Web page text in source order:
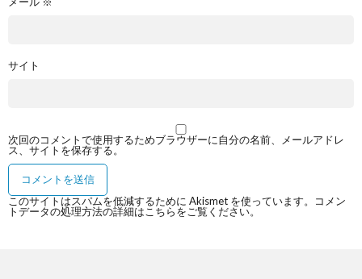
サイト
次回のコメントで使用するためブラウザーに自分の名前、メールアドレ
ス、サイトを保存する。
このサイトはスパムを低減するために Akismet を使っています。
コメン
トデータの処理方法の詳細はこちらをご覧ください。